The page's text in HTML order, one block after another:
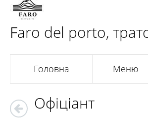
Faro del porto,
Головна Меню
Офіціант